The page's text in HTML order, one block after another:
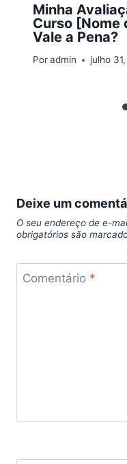
Minha
Curso [Nome
Vale a Pena?
Poradmin julho
Deixe um
O seu endereço de e-
obrigatórios são
Comentário *